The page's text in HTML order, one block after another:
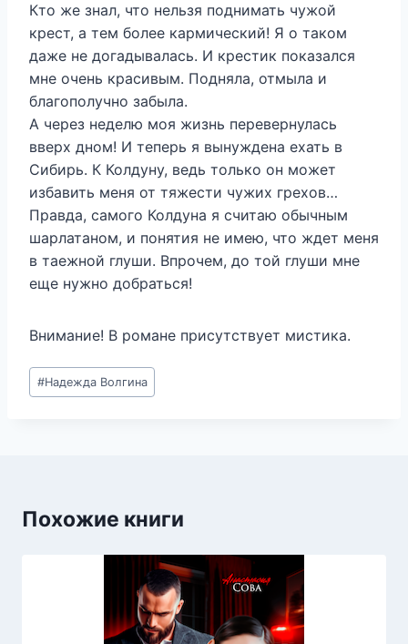
Кто же знал, что нельзя поднимать чужой
крест, а тем более кармический! Я о таком
даже не догадывалась. И крестик показался
мне очень красивым. Подняла, отмыла и
благополучно забыла.
А через неделю моя жизнь перевернулась
вверх дном! И теперь я вынуждена ехать в
Сибирь. К Колдуну, ведь только он может
избавить меня от тяжести чужих грехов…
Правда, самого Колдуна я считаю обычным
шарлатаном, и понятия не имею, что ждет меня
в таежной глуши. Впрочем, до той глуши мне
еще нужно добраться!
Внимание! В романе присутствует мистика.
Метки
записи:
#Надежда Волгина
Похожие книги